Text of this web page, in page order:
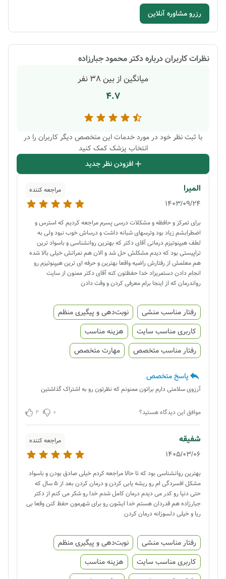
رزرو مشاوره آنلاین
نظرات کاربران دربارهدکتر محمود جبارزاده
میانگین از بین38 نفر
4.7
با ثبت نظر خود در مورد خدمات این متخصص دیگر کاربران را در
انتخاب پزشک کمک کنید
افزودن نظر جدید
المیرا مراجعه کننده
1403/09/24
برای تمرکز و حافظه و مشکلات درسی پسرم مراجعه کردیم که استرس و
اضطرابشم زیاد بود وترسهای شبانه داشت و درساش خوب نبود ولی به
لطف هیپنوتیزم درمانی آقای دکتر که بهترین روانشناسی و باسواد ترین
تراپیستی بود که دیدم مشکلش حل شد و الان هم نمراتش خیلی بالا شده
هم معلمش از رفتارش راضیه واقعا بهترین و حرفه ای ترین هیپنوتیزم رو
انجام دادن دستمریزاد خدا حفظتون کنه آقای دکتر ممنون از سایت
رواندرمان که از اینجا برام معرفی کردن و وقت دادن
رفتار مناسب منشی
نوبت‌دهی و پیگیری منظم
کاربری مناسب سایت
هزینه مناسب
رفتار مناسب متخصص
مهارت متخصص
پاسخ متخصص
آرزوی سلامتی دارم براتون ممنونم که نظرتون رو به اشتراک گذاشتین
موافق این دیدگاه هستید؟ 0
2
شفیقه مراجعه کننده
1405/03/06
بهترین روانشناسی بود که تا حالا مراجعه کردم خیلی صادق بودن و باسواد
مشکل افسردگی ام رو ریشه یابی کردن و درمان کردن بعد از 5 سال که
حتی دنیا رو کدر می دیدم درمان کامل شدم خدا رو شکر می کنم از دکتر
جبارزاده هم قدردان هستم خدا ایشون رو برای شهرمون حفظ کنن وقعا بی
ریا و خیلی دلسوزانه درمان کردن
رفتار مناسب منشی
نوبت‌دهی و پیگیری منظم
کاربری مناسب سایت
هزینه مناسب